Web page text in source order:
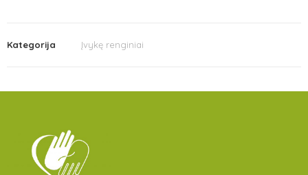
Kategorija Įvykę renginiai